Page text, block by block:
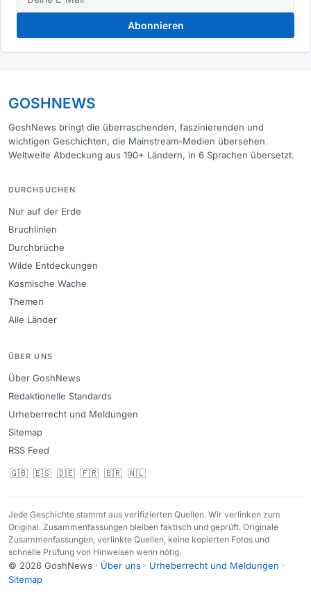
Abonnieren
GOSHNEWS
GoshNews bringt die überraschenden, faszinierenden und
wichtigen Geschichten, die Mainstream-Medien übersehen.
Weltweite Abdeckung aus 190+ Ländern, in 6 Sprachen übersetzt.
DURCHSUCHEN
Nur auf der Erde
Bruchlinien
Durchbrüche
Wilde Entdeckungen
Kosmische Wache
Themen
Alle Länder
ÜBER UNS
Über GoshNews
Redaktionelle Standards
Urheberrecht und Meldungen
Sitemap
RSS Feed
🇬🇧 🇪🇸 🇩🇪 🇫🇷 🇧🇷 🇳🇱
Jede Geschichte stammt aus verifizierten Quellen. Wir verlinken zum
Original. Zusammenfassungen bleiben faktisch und geprüft. Originale
Zusammenfassungen, verlinkte Quellen, keine kopierten Fotos und
schnelle Prüfung von Hinweisen wenn nötig.
© 2026 GoshNews · Über uns · Urheberrecht und Meldungen ·
Sitemap